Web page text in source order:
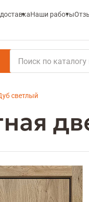
Наши работы
светлый